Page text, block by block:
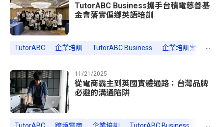
TutorABC Business攜手台積電慈善基
金會落實偏鄉英語培訓
TutorABC 企業培訓 TutorABC Business 企業培訓案例 ...
11/21/2025
從電商霸主到英國實體通路：台灣品牌
必避的溝通陷阱
...